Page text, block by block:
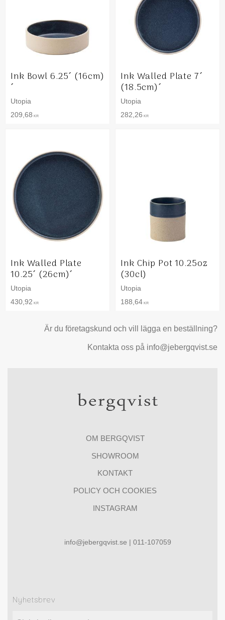
Ink Bowl 6.25´ (16cm)
´
Utopia
209,68 KR
Ink Walled Plate 7´
(18.5cm)´
Utopia
282,26 KR
Ink Walled Plate
10.25´ (26cm)´
Utopia
430,92 KR
Ink Chip Pot 10.25oz
(30cl)
Utopia
188,64 KR
Är du företagskund och vill lägga en beställning?
Kontakta oss på info@jebergqvist.se
OM BERGQVIST
SHOWROOM
KONTAKT
POLICY OCH COOKIES
INSTAGRAM
info@jebergqvist.se | 011-107059
Nyhetsbrev